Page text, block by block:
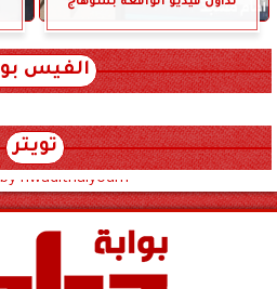
الفيس
تويتر
hwadithalyoum